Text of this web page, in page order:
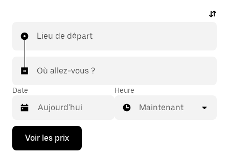
Lieu de départ
Où allez-vous ?
Date
Appuyez
la
Heure
Maintenant
Voir les prix